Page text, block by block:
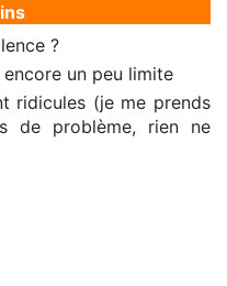
?
un peu limite
ridicules (je me prends
de problème, rien ne